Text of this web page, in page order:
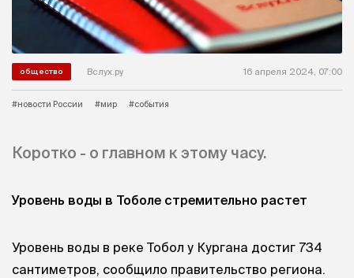
общество Вслух.ру 16 апреля 2024, 07:00
#новости России #мир #события
Коротко - о главном к этому часу.
Уровень воды в Тоболе стремительно растет
Уровень воды в реке Тобол у Кургана достиг 734
сантиметров, сообщило правительство региона.